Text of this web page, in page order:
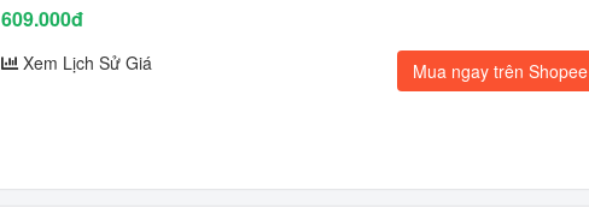
609.000đ
Xem Lịch Sử Giá Mua ngay trên Shopee